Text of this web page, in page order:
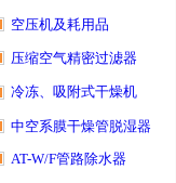
空压机及耗用品
压缩空气精密过滤器
冷冻、吸附式干燥机
中空系膜干燥管脱湿器
AT-W/F管路除水器